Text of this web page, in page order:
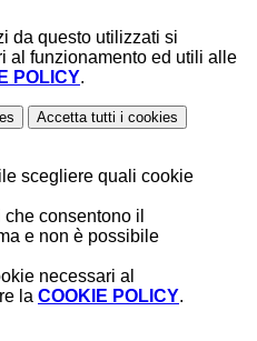
da questo utilizzati si
al funzionamento ed utili alle
POLICY.
Accetta tutti i cookies
scegliere quali cookie
consentono il
e non è possibile
necessari al
la COOKIE POLICY.